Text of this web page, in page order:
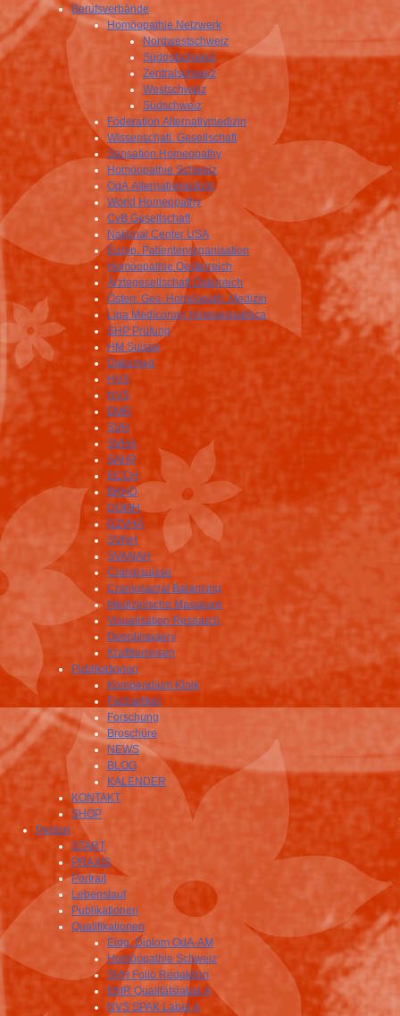
Berufsverbände
Homöopathie Netzwerk
Nordwestschweiz
Südostschweiz
Zentralschweiz
Westschweiz
Südschweiz
Föderation Alternativmedizin
Wissenschatl. Gesellschaft
Sensation Homeopathy
Homöopathie Schweiz
OdA Alternativmedizin
World Homeopathy
CvB Gesellschaft
National Center USA
Europ. Patientenorganisation
Homöopathie Oesterreich
Ärztegesellschaft Österreich
Österr. Ges. Homöopath. Medizin
Liga Medicorum Homoeopathica
SHP Prüfung
HM Suisse
Dakomed
HVS
NVS
EMR
SVH
SVHA
SAHP
ECCH
BKHD
DGMH
DZVHÄ
SVNH
SVANAH
Craniosuisse
Craniosacral Balancing
Medizinische Masseure
Visualisation Research
Deeplimagery
Krafttierreisen
Publikationen
Kompendium Klnik
Fachartikel
Forschung
Broschüre
NEWS
BLOG
KALENDER
KONTAKT
SHOP
Person
START
PRAXIS
Portrait
Lebenslauf
Publikationen
Qualifikationen
Eidg. Diplom OdA-AM
Homöopathie Schweiz
SVH Folio Redaktion
EMR Qualitätslabel A
NVS SPAK Label A